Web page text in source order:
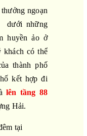
thưởng ngoạn
dưới những
huyền ảo ở
có thể
thành phố
kết hợp đi
lên tầng 88
Hải.
tại